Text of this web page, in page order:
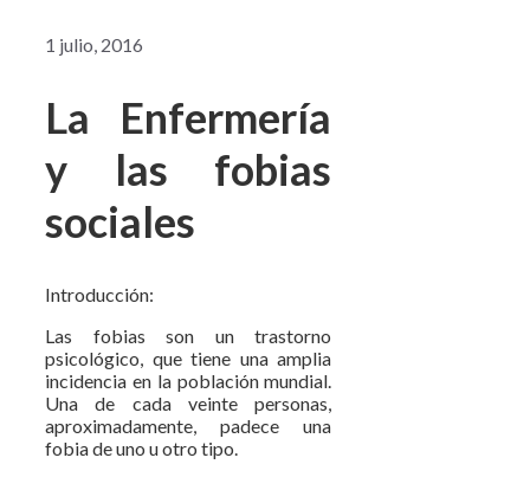
1 julio, 2016
La Enfermería
y las fobias
sociales
Introducción:
Las fobias son un trastorno
psicológico, que tiene una amplia
incidencia en la población mundial.
Una de cada veinte personas,
aproximadamente, padece una
fobia de uno u otro tipo.